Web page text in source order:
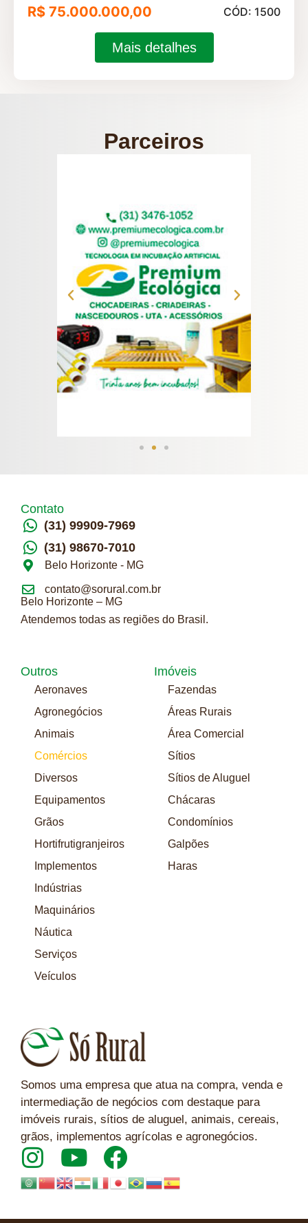
R$ 75.000.000,00 CÓD: 1500
Mais detalhes
Parceiros
Somos uma empresa que atua na compra, venda e
intermediação de negócios com destaque para
imóveis rurais, sítios de aluguel, animais, cereais,
grãos, implementos agrícolas e agronegócios.
Imóveis
Fazendas
Áreas Rurais
Área Comercial
Sítios
Sítios de Aluguel
Chácaras
Condomínios
Galpões
Haras
Outros
Aeronaves
Agronegócios
Animais
Comércios
Diversos
Equipamentos
Grãos
Hortifrutigranjeiros
Implementos
Indústrias
Maquinários
Náutica
Serviços
Veículos
Contato
(31) 99909-7969
(31) 98670-7010
Belo Horizonte - MG
contato@sorural.com.br
Belo Horizonte – MG
Atendemos todas as regiões do Brasil.